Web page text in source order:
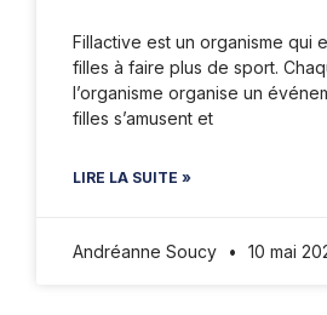
Fillactive est un organisme qui
filles à faire plus de sport.
l’organisme organise un
filles s’amusent et
LIRE LA SUITE »
Andréanne Soucy 10 mai